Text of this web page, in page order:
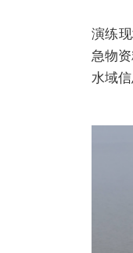
演练
急物
水域